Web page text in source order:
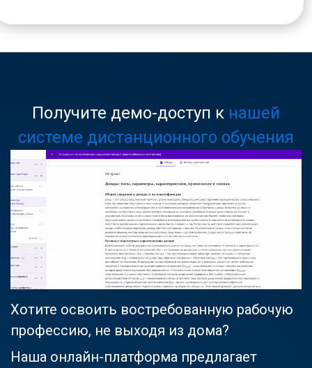
Получите демо-доступ к нашей
системе дистанционного обучения
Хотите освоить востребованную рабочую
профессию, не выходя из дома?
Наша онлайн-платформа предлагает